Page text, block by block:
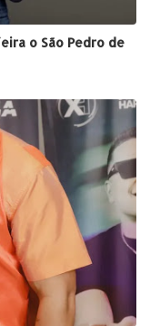
o São Pedro de